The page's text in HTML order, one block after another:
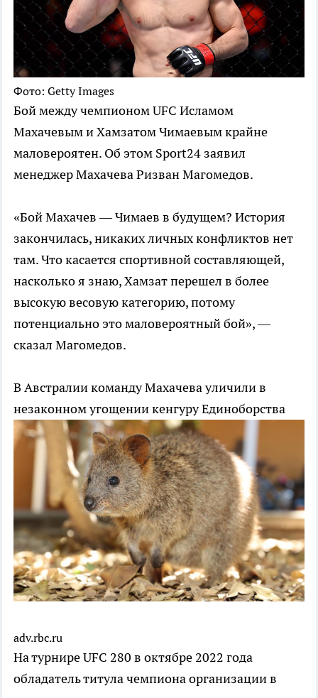
Фото: Getty Images
Бой между чемпионом UFC Исламом
Махачевым и Хамзатом Чимаевым крайне
маловероятен. Об этом Sport24 заявил
менеджер Махачева Ризван Магомедов.
«Бой Махачев — Чимаев в будущем? История
закончилась, никаких личных конфликтов нет
там. Что касается спортивной составляющей,
насколько я знаю, Хамзат перешел в более
высокую весовую категорию, потому
потенциально это маловероятный бой», —
сказал Магомедов.
В Австралии команду Махачева уличили в
незаконном угощении кенгуруЕдиноборства
adv.rbc.ru
На турнире UFC 280 в октябре 2022 года
обладатель титула чемпиона организации в